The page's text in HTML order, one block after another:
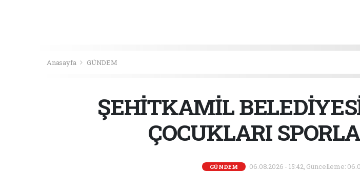
Anasayfa GÜNDEM
ŞEHİTKAMİL
ÇOCUKLARI
GÜNDEM 06.08.2026 - 15:42, Güncelleme: